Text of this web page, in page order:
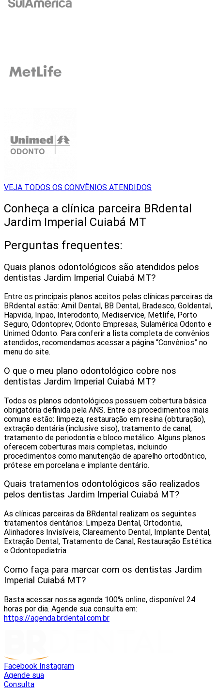
VEJA TODOS OS CONVÊNIOS ATENDIDOS
Conheça a clínica parceira BRdental
Jardim Imperial Cuiabá MT
Perguntas frequentes:
Quais planos odontológicos são atendidos pelos
dentistas Jardim Imperial Cuiabá MT?
Entre os principais planos aceitos pelas clínicas parceiras da
BRdental estão: Amil Dental, BB Dental, Bradesco, Goldental,
Hapvida, Inpao, Interodonto, Mediservice, Metlife, Porto
Seguro, Odontoprev, Odonto Empresas, Sulamérica Odonto e
Unimed Odonto. Para conferir a lista completa de convênios
atendidos, recomendamos acessar a página “Convênios” no
menu do site.
O que o meu plano odontológico cobre nos
dentistas Jardim Imperial Cuiabá MT?
Todos os planos odontológicos possuem cobertura básica
obrigatória definida pela ANS. Entre os procedimentos mais
comuns estão: limpeza, restauração em resina (obturação),
extração dentária (inclusive siso), tratamento de canal,
tratamento de periodontia e bloco metálico. Alguns planos
oferecem coberturas mais completas, incluindo
procedimentos como manutenção de aparelho ortodôntico,
prótese em porcelana e implante dentário.
Quais tratamentos odontológicos são realizados
pelos dentistas Jardim Imperial Cuiabá MT?
As clínicas parceiras da BRdental realizam os seguintes
tratamentos dentários: Limpeza Dental, Ortodontia,
Alinhadores Invisíveis, Clareamento Dental, Implante Dental,
Extração Dental, Tratamento de Canal, Restauração Estética
e Odontopediatria.
Como faça para marcar com os dentistas Jardim
Imperial Cuiabá MT?
Basta acessar nossa agenda 100% online, disponível 24
horas por dia. Agende sua consulta em:
https://agenda.brdental.com.br
Facebook Instagram
Agende sua
Consulta